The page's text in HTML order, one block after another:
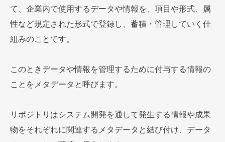
て、企業内で使用するデータや情報を、項目や形式、属
性など規定された形式で登録し、蓄積・管理していく仕
組みのことです。
このときデータや情報を管理するために付与する情報の
ことをメタデータと呼びます。
リポジトリはシステム開発を通して発生する情報や成果
物をそれぞれに関連するメタデータと結び付け、データ